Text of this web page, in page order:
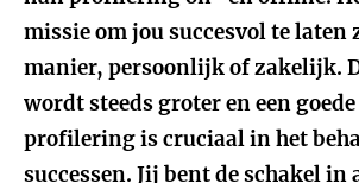
missie om jou succesvol te laten
manier, persoonlijk of zakelijk.
wordt steeds groter en een
profilering is cruciaal in het
successen. Jij bent de schakel in